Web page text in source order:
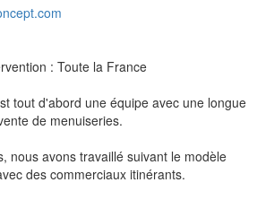
: Toute la France
tout d'abord une équipe avec une longue
de menuiseries.
nous avons travaillé suivant le modèle
des commerciaux itinérants.